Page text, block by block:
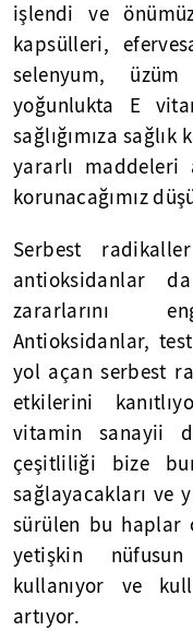
işlendi ve
kapsülleri,
selenyum,
yoğunlukta E
sağlığımıza
yararlı maddeleri
korunacağımız
Serbest
antioksidanlar
zararlarını
Antioksidanlar,
yol açan serbest
etkilerini
vitamin sanayii
çeşitliliği bize
sağlayacakları ve
sürülen bu haplar
yetişkin
kullanıyor ve
artıyor.